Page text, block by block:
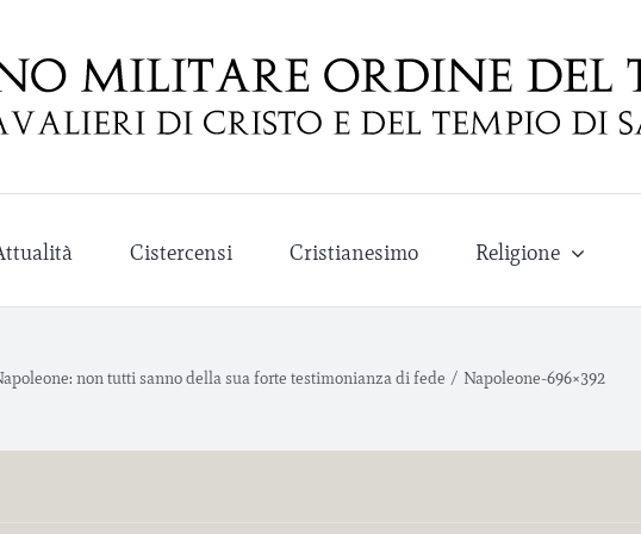
Cistercensi Cristianesimo Religione
non tutti sanno della sua forte testimonianza di fede / Napoleone-696×392